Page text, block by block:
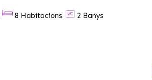
8 Habitacions 2 Banys